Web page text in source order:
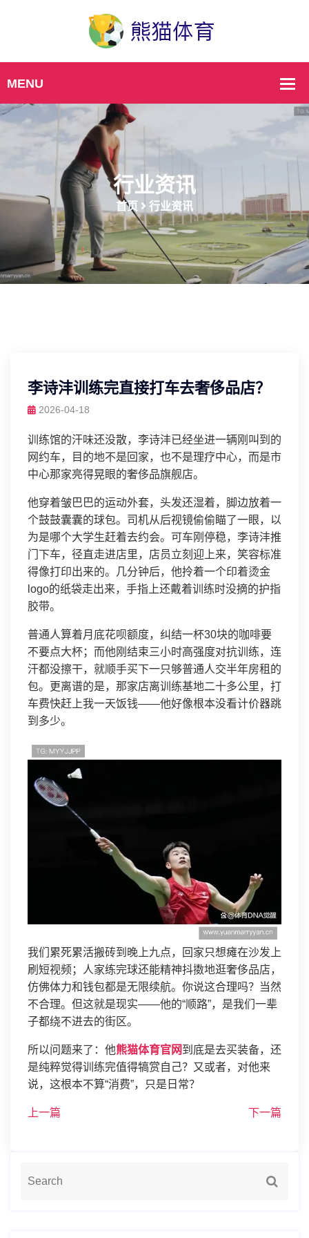
行业资讯
首页 行业资讯
李诗沣训练完直接打车去奢侈品店？
2026-04-18
训练馆的汗味还没散，李诗沣已经坐进一辆刚叫到的
网约车，目的地不是回家，也不是理疗中心，而是市
中心那家亮得晃眼的奢侈品旗舰店。
他穿着皱巴巴的运动外套，头发还湿着，脚边放着一
个鼓鼓囊囊的球包。司机从后视镜偷偷瞄了一眼，以
为是哪个大学生赶着去约会。可车刚停稳，李诗沣推
门下车，径直走进店里，店员立刻迎上来，笑容标准
得像打印出来的。几分钟后，他拎着一个印着烫金
logo的纸袋走出来，手指上还戴着训练时没摘的护指
胶带。
普通人算着月底花呗额度，纠结一杯30块的咖啡要
不要点大杯；而他刚结束三小时高强度对抗训练，连
汗都没擦干，就顺手买下一只够普通人交半年房租的
包。更离谱的是，那家店离训练基地二十多公里，打
车费快赶上我一天饭钱——他好像根本没看计价器跳
到多少。
我们累死累活搬砖到晚上九点，回家只想瘫在沙发上
刷短视频；人家练完球还能精神抖擞地逛奢侈品店，
仿佛体力和钱包都是无限续航。你说这合理吗？当然
不合理。但这就是现实——他的“顺路”，是我们一辈
子都绕不进去的街区。
所以问题来了：他熊猫体育官网到底是去买装备，还
是纯粹觉得训练完值得犒赏自己？又或者，对他来
说，这根本不算“消费”，只是日常？
上一篇 下一篇